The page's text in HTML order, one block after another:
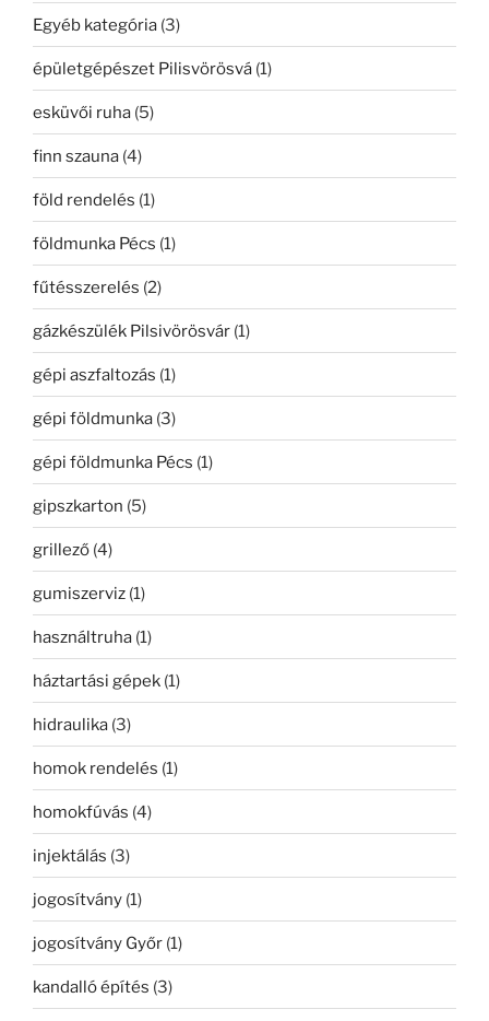
Egyéb kategória (3)
épületgépészet Pilisvörösvá (1)
esküvői ruha (5)
finn szauna (4)
föld rendelés (1)
földmunka Pécs (1)
fűtésszerelés (2)
gázkészülék Pilsivörösvár (1)
gépi aszfaltozás (1)
gépi földmunka (3)
gépi földmunka Pécs (1)
gipszkarton (5)
grillező (4)
gumiszerviz (1)
használtruha (1)
háztartási gépek (1)
hidraulika (3)
homok rendelés (1)
homokfúvás (4)
injektálás (3)
jogosítvány (1)
jogosítvány Győr (1)
kandalló építés (3)